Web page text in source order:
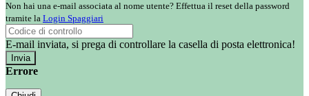
Non hai una e-mail associata al nome utente? Effettua il reset della password
tramite la Login Spaggiari
E-mail inviata, si prega di controllare la casella di posta elettronica!
Errore